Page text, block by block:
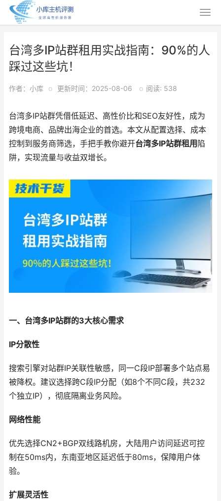
台湾多IP站群租用实战指南：90%的人
踩过这些坑！
作者：小库 o 更新时间：2025-08-06 o 阅读: 538
台湾多IP站群凭借低延迟、高性价比和SEO友好性，成为
跨境电商、品牌出海企业的首选。本文从配置选择、成本
控制到服务商筛选，手把手教你避开台湾多IP站群租用 陷
阱，实现流量与收益双增长。
一、台湾多IP站群的3大核心需求
IP分散性
搜索引擎对站群IP关联性敏感，同一C段IP部署多个站点易
被降权。建议选择跨C段IP分配（如8个不同C段，共232
个独立IP），彻底隔离业务风险。
网络性能
优先选择CN2+BGP双线路机房，大陆用户访问延迟可控
制在50ms内，东南亚地区延迟低于80ms，保障用户体
验。
扩展灵活性